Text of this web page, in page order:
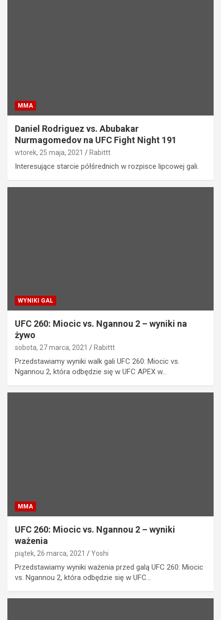
MMA
Daniel Rodriguez vs. Abubakar
Nurmagomedov na UFC Fight Night 191
wtorek, 25 maja, 2021 Rabittt
Interesujące starcie półśrednich w rozpisce lipcowej gali.
WYNIKI GAL
UFC 260: Miocic vs. Ngannou 2 – wyniki na
żywo
sobota, 27 marca, 2021 Rabittt
Przedstawiamy wyniki walk gali UFC 260: Miocic vs.
Ngannou 2, która odbędzie się w UFC APEX w…
MMA
UFC 260: Miocic vs. Ngannou 2 – wyniki
ważenia
piątek, 26 marca, 2021 Yoshi
Przedstawiamy wyniki ważenia przed galą UFC 260: Miocic
vs. Ngannou 2, która odbędzie się w UFC…